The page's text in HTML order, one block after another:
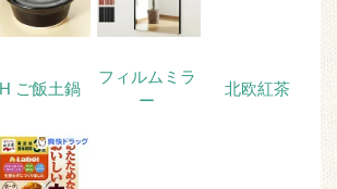
IH ご飯土鍋
フィルムミラ
ー
北欧紅茶